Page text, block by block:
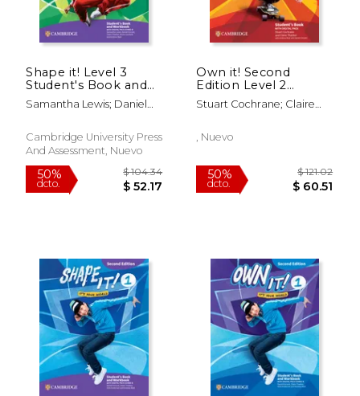
Shape it! Level 3
Student's Book and
Workbook With
Digital Pack Combo
Inglés)
Samantha Lewis; Daniel
Annie Cornford; Andrew
Reid
Cambridge University Press
And Assessment, Nuevo
Own it! Second
Edition Level 2
Student's Book With
Digital Pack
Stuart Cochrane; Claire
Daniel Vincent
, Nuevo